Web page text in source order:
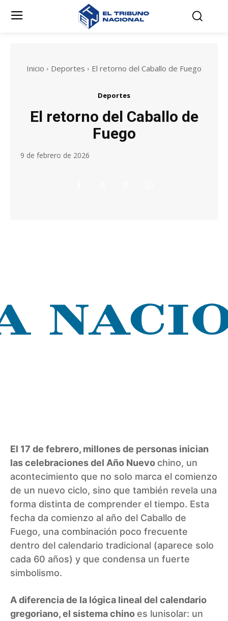
Inicio Deportes El retorno del Caballo de Fuego
Deportes
El retorno del Caballo de
Fuego
9 de febrero de 2026
El 17 de febrero, millones de personas inician
las celebraciones del Año Nuevo chino, un
acontecimiento que no solo marca el comienzo
de un nuevo ciclo, sino que también revela una
forma distinta de comprender el tiempo. Esta
fecha da comienzo al año del Caballo de
Fuego, una combinación poco frecuente
dentro del calendario tradicional (aparece solo
cada 60 años) y que condensa un fuerte
simbolismo.
A diferencia de la lógica lineal del calendario
gregoriano, el sistema chino es lunisolar: un